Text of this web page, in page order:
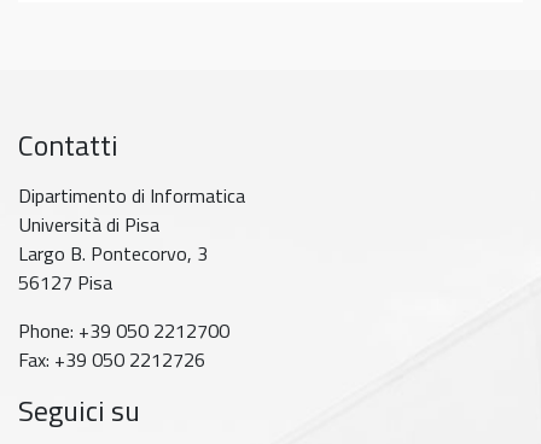
Contatti
Dipartimento di Informatica
Università di Pisa
Largo B. Pontecorvo, 3
56127 Pisa
Phone: +39 050 2212700
Fax: +39 050 2212726
Seguici su